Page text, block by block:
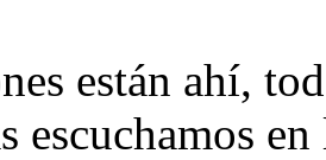
están ahí,
escuchamos